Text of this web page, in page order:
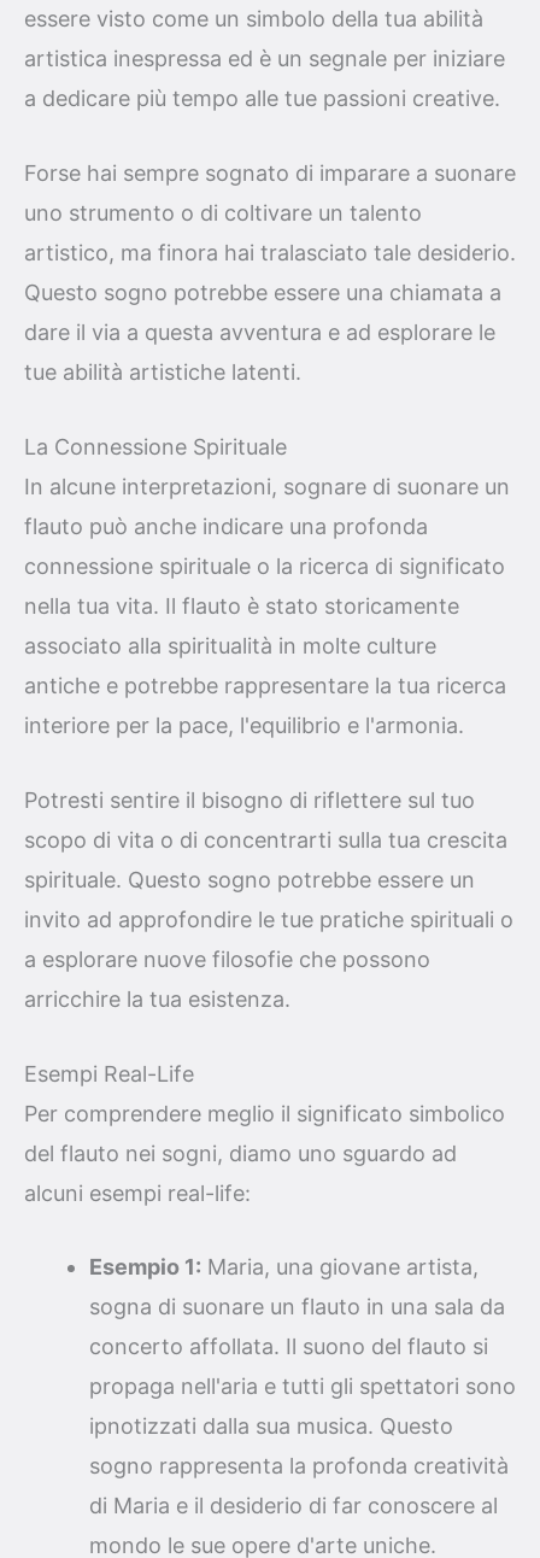
essere visto come un simbolo della tua abilità
artistica inespressa ed è un segnale per iniziare
a dedicare più tempo alle tue passioni creative.
Forse hai sempre sognato di imparare a suonare
uno strumento o di coltivare un talento
artistico, ma finora hai tralasciato tale desiderio.
Questo sogno potrebbe essere una chiamata a
dare il via a questa avventura e ad esplorare le
tue abilità artistiche latenti.
La Connessione Spirituale
In alcune interpretazioni, sognare di suonare un
flauto può anche indicare una profonda
connessione spirituale o la ricerca di significato
nella tua vita. Il flauto è stato storicamente
associato alla spiritualità in molte culture
antiche e potrebbe rappresentare la tua ricerca
interiore per la pace, l'equilibrio e l'armonia.
Potresti sentire il bisogno di riflettere sul tuo
scopo di vita o di concentrarti sulla tua crescita
spirituale. Questo sogno potrebbe essere un
invito ad approfondire le tue pratiche spirituali o
a esplorare nuove filosofie che possono
arricchire la tua esistenza.
Esempi Real-Life
Per comprendere meglio il significato simbolico
del flauto nei sogni, diamo uno sguardo ad
alcuni esempi real-life:
Esempio 1: Maria, una giovane artista,
sogna di suonare un flauto in una sala da
concerto affollata. Il suono del flauto si
propaga nell'aria e tutti gli spettatori sono
ipnotizzati dalla sua musica. Questo
sogno rappresenta la profonda creatività
di Maria e il desiderio di far conoscere al
mondo le sue opere d'arte uniche.